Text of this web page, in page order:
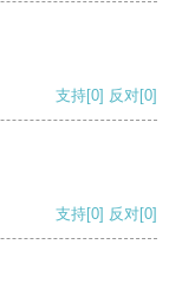
支持[0] 反对[0]
支持[0] 反对[0]